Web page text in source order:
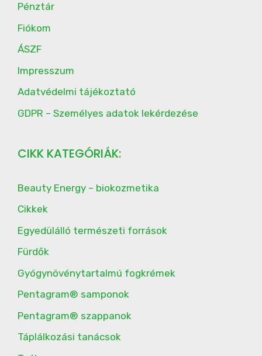
Pénztár
Fiókom
ÁSZF
Impresszum
Adatvédelmi tájékoztató
GDPR – Személyes adatok lekérdezése
CIKK KATEGÓRIÁK:
Beauty Energy – biokozmetika
Cikkek
Egyedülálló természeti források
Fürdők
Gyógynövénytartalmú fogkrémek
Pentagram® samponok
Pentagram® szappanok
Táplálkozási tanácsok